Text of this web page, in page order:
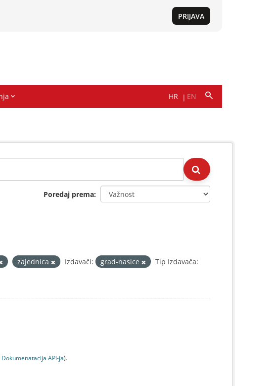
Poredaj prema
zajednica Izdavači: grad-nasice
Tip Izdavača:
Dokumenаtаcijа API-jа).